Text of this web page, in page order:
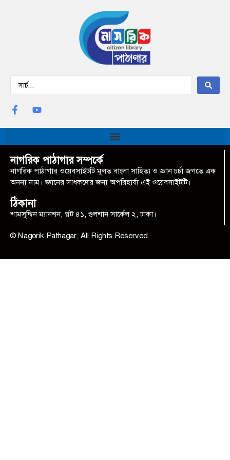
নাগরিক পাঠাগার সম্পর্কে
নাগরিক পাঠাগার ওয়েবসাইটটি মূলত বাংলা সাহিত্য ও জ্ঞান চর্চা জগতে এক
অনন্য নাম। জ্ঞানের সাধকদের জন্য অপরিহার্য্য এই ওয়েবসাইটটি।
ঠিকানা
শামসুদ্দিন ম্যানশন, প্লট ৪১, গুলশান সার্কেল ২, ঢাকা।
© Nagorik Pathagar, All Rights Reserved.